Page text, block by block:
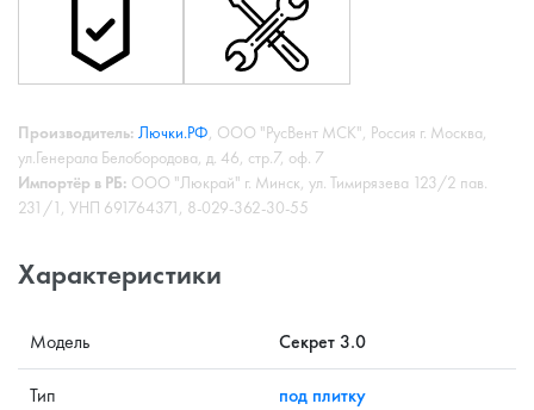
Производитель: Лючки.РФ, ООО "РусВент МСК", Россия г. Москва,
ул.Генерала Белобородова, д. 46, стр.7, оф. 7
Импортёр в РБ: ООО "Люкрай" г. Минск, ул. Тимирязева 123/2 пав.
231/1, УНП 691764371, 8-029-362-30-55
Характеристики
Модель Секрет 3.0
Тип под плитку